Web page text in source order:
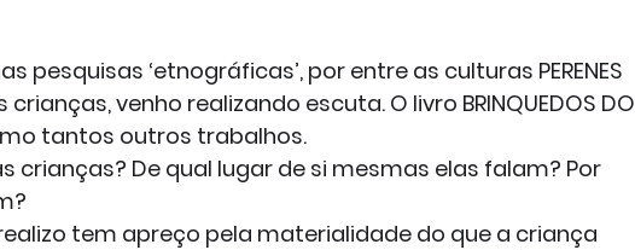
pesquisas ‘etnográficas’, por entre as culturas PERENES
venho realizando escuta. O livro BRINQUEDOS DO
tantos outros trabalhos.
crianças? De qual lugar de si mesmas elas falam? Por
tem apreço pela materialidade do que a criança